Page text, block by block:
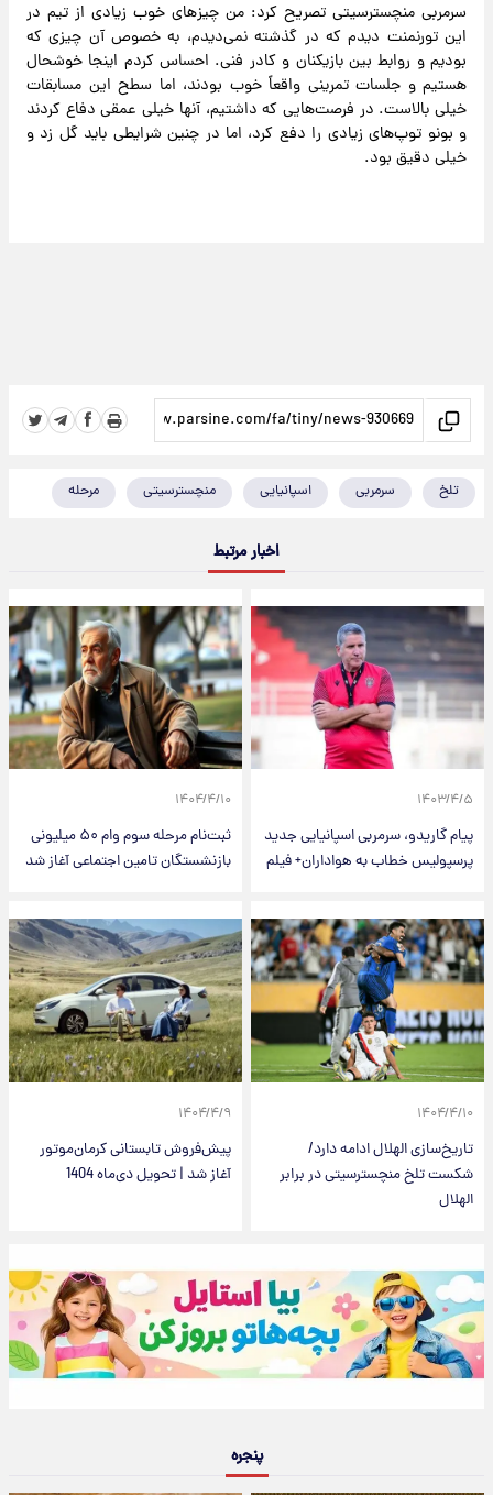
سرمربی منچسترسیتی تصریح کرد: من چیزهای خوب زیادی از تیم در
این تورنمنت دیدم که در گذشته نمی‌دیدم، به خصوص آن چیزی که
بودیم و روابط بین بازیکنان و کادر فنی. احساس کردم اینجا خوشحال
هستیم و جلسات تمرینی واقعاً خوب بودند، اما سطح این مسابقات
خیلی بالاست. در فرصت‌هایی که داشتیم، آنها خیلی عمقی دفاع کردند
و بونو توپ‌های زیادی را دفع کرد، اما در چنین شرایطی باید گل زد و
خیلی دقیق بود.
تلخ سرمربی اسپانیایی منچسترسیتی مرحله
اخبار مرتبط
۱۴۰۳/۴/۵
پیام گاریدو، سرمربی اسپانیایی جدید
پرسپولیس خطاب به هواداران+ فیلم
۱۴۰۴/۴/۱۰
ثبت‌نام مرحله سوم وام ۵۰ میلیونی
بازنشستگان تامین اجتماعی آغاز شد
۱۴۰۴/۴/۱۰
تاریخ‌سازی الهلال ادامه دارد/
شکست تلخ منچسترسیتی در برابر
الهلال
۱۴۰۴/۴/۹
پیش‌فروش تابستانی کرمان‌موتور
آغاز شد | تحویل دی‌ماه 1404
پنجره